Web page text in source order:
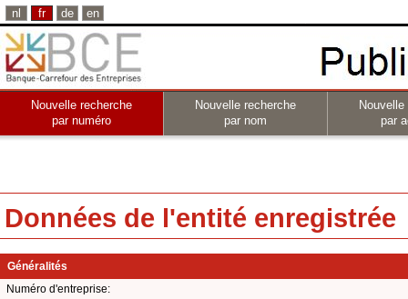
nl fr de en
Nouvelle recherche
par numéro
Nouvelle recherche
par nom
par
Données de l'entité enregistrée
Généralités
Numéro d'entreprise: